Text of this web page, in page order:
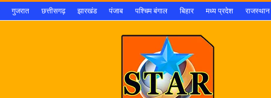
गुजरात छत्तीसगढ़ झारखंड पंजाब पश्चिम बंगाल बिहार मध्य प्रदेश राजस्थान